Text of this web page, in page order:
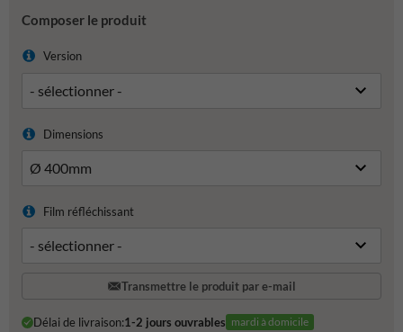
Composer le produit
Version
Dimensions
Film réfléchissant
Transmettre le produit par e-mail
Délai de livraison:1-2 jours ouvrables mardi à domicile